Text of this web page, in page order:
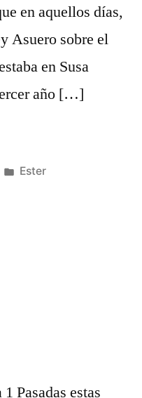
en aquellos días,
Asuero sobre el
en Susa
año […]
Posted
Ester
Pasadas estas